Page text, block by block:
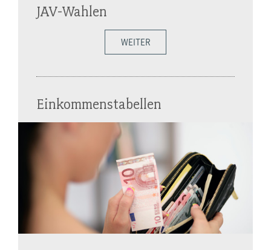
JAV-Wahlen
WEITER
Einkommenstabellen